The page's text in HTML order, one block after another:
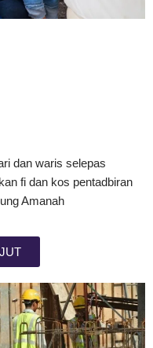
dan waris selepas
fi dan kos pentadbiran
Amanah